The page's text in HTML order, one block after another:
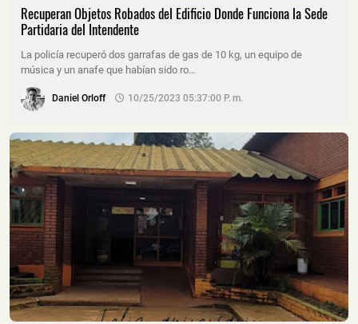
Recuperan Objetos Robados del Edificio Donde Funciona la Sede
Partidaria del Intendente
La policía recuperó dos garrafas de gas de 10 kg, un equipo de
música y un anafe que habían sido ro…
Daniel Orloff 10/25/2023 05:37:00 P. M.